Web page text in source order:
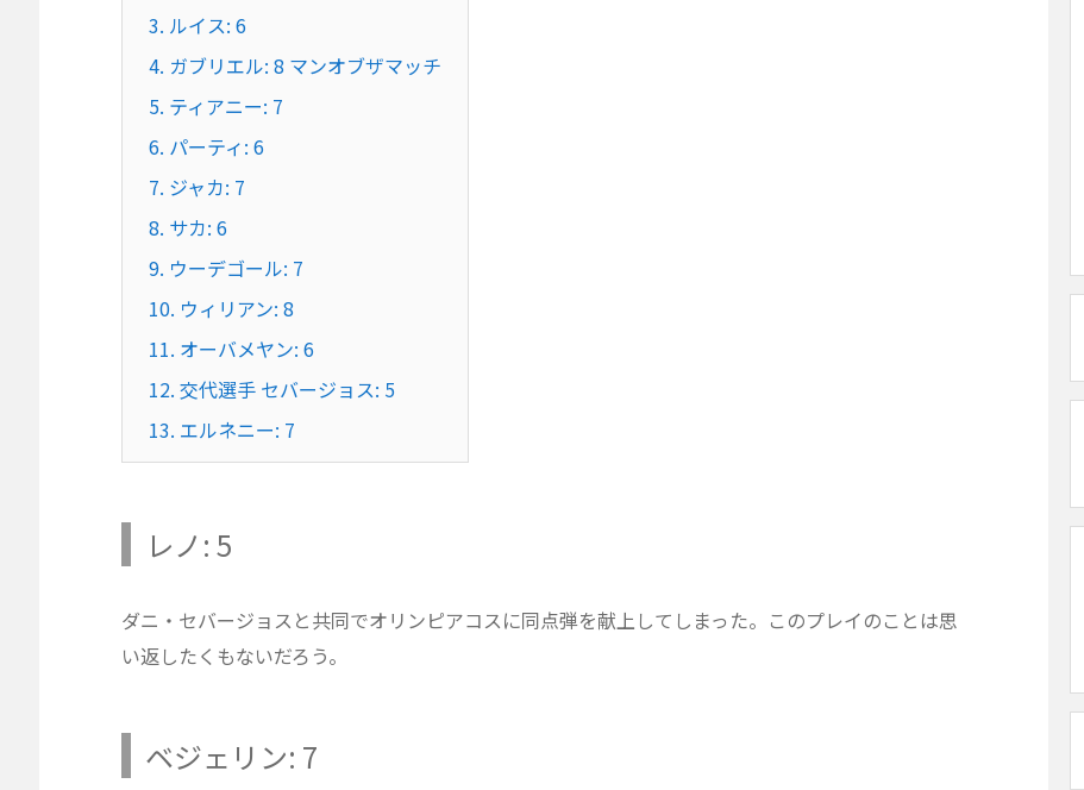
3. ルイス: 6
4. ガブリエル: 8 マンオブザマッチ
5. ティアニー: 7
6. パーティ: 6
7. ジャカ: 7
8. サカ: 6
9. ウーデゴール: 7
10. ウィリアン: 8
11. オーバメヤン: 6
12. 交代選手 セバージョス: 5
13. エルネニー: 7
レノ: 5
ダニ・セバージョスと共同でオリンピアコスに同点弾を献上してしまった。このプレイのことは思
い返したくもないだろう。
ベジェリン: 7